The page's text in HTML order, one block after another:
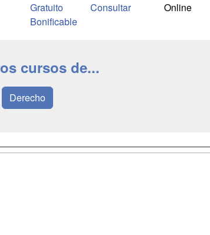
Gratuito
Bonificable
Online
cursos de...
Derecho